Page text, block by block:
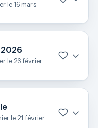
le 16 mars
le 26 février
le 21 février